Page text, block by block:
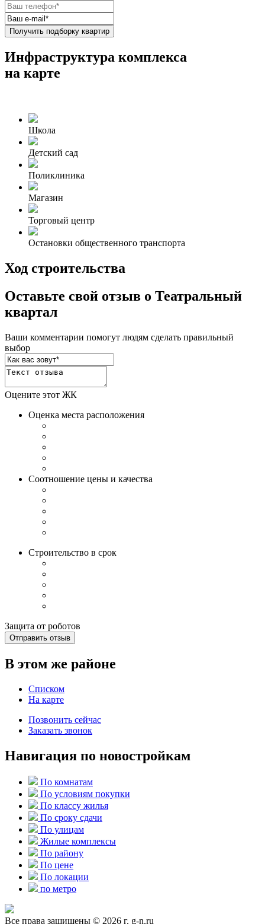
Получить подборку квартир
Инфраструктура комплекса
на карте
Школа
Детский сад
Поликлиника
Магазин
Торговый центр
Остановки общественного транспорта
Ход строительства
Оставьте свой отзыв о Театральный
квартал
Ваши комментарии помогут людям сделать правильный
выбор
Оцените этот ЖК
Оценка места расположения
Соотношение цены и качества
Строительство в срок
Защита от роботов
Отправить отзыв
В этом же районе
Списком
На карте
Позвонить сейчас
Заказать звонок
Навигация по новостройкам
По комнатам
По условиям покупки
По классу жилья
По сроку сдачи
По улицам
Жилые комплексы
По району
По цене
По локации
по метро
Все права защищены © 2026 г. g-n.ru